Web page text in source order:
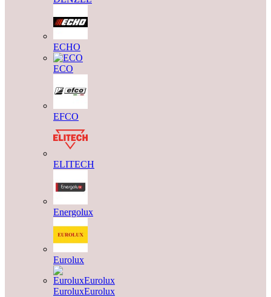
ECHO
ECO
EFCO
ELITECH
Energolux
Eurolux
EuroluxEurolux